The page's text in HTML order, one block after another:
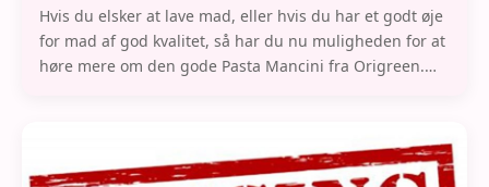
Hvis du elsker at lave mad, eller hvis du har et godt øje
for mad af god kvalitet, så har du nu muligheden for at
høre mere om den gode Pasta Mancini fra Origreen.